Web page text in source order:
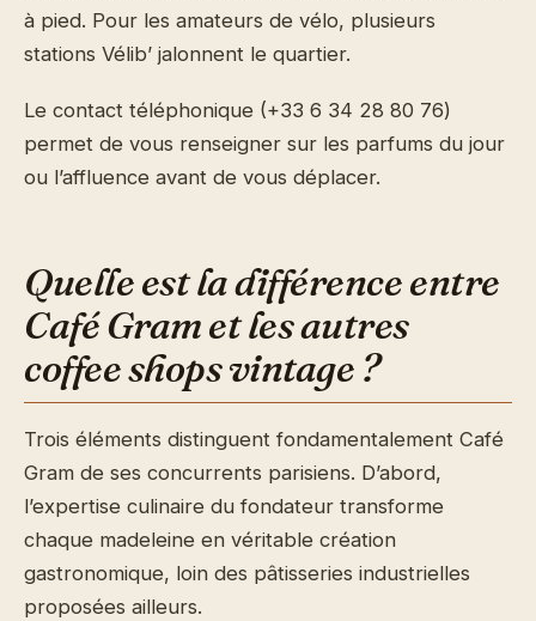
à pied. Pour les amateurs de vélo, plusieurs
stations Vélib’ jalonnent le quartier.
Le contact téléphonique (+33 6 34 28 80 76)
permet de vous renseigner sur les parfums du jour
ou l’affluence avant de vous déplacer.
Quelle est la différence entre
Café Gram et les autres
coffee shops vintage ?
Trois éléments distinguent fondamentalement Café
Gram de ses concurrents parisiens. D’abord,
l’expertise culinaire du fondateur transforme
chaque madeleine en véritable création
gastronomique, loin des pâtisseries industrielles
proposées ailleurs.